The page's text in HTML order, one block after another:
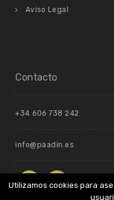
Aviso Legal
Contacto
+34 606 738 242
info@paadin.es
Utilizamos cookies para